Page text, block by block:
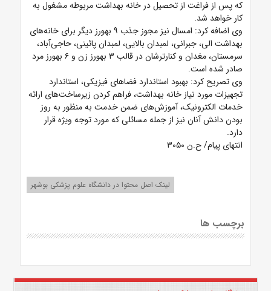
که پس از فراغت از تحصیل در خانه بهداشت مربوطه مشغول به
کار خواهد شد.
وی اضافه کرد: امسال نیز مجوز جذب ۹ بهورز دیگر برای خانه‌های
بهداشت الی، جبرانی، لمبدان بالایی، لمبدان پائینی، حاجی‌آباد،
سرمستان، مغدان و کنارترشان در قالب ۳ بهورز زن و ۶ بهورز مرد
صادر شده است.
وی تصریح کرد: بهبود استاندارد فضاهای فیزیکی، استاندارد
تجهیزات مورد نیاز خانه بهداشت، فراهم کردن زیرساخت‌های ارائه
خدمات الکترونیک، آموزش‌های ضمن خدمت به منظور به روز
بودن دانش آنان نیز از جمله مسائلی که مورد توجه ویژه قرار
دارد.
انتهای پیام/ ح.ن ۳۰۵۰
لینک اصل محتوا در دانشگاه علوم پزشکی بوشهر
برچسب ها